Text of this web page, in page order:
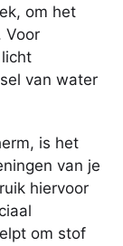
om het
Voor
van water
is het
van je
hiervoor
om stof